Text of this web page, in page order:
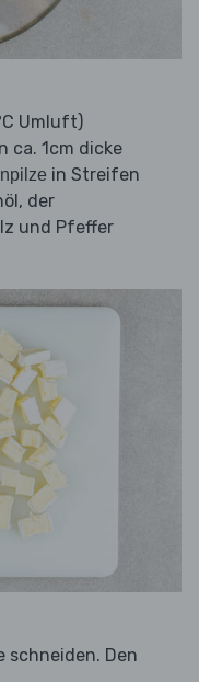
Umluft)
ca. 1cm dicke
in Streifen
der
und Pfeffer
schneiden. Den